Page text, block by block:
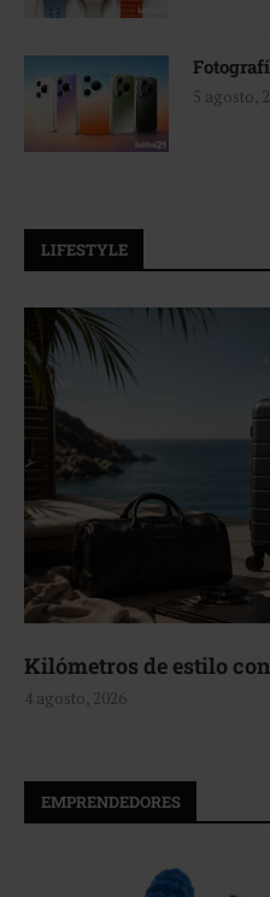
5 agosto,
LIFESTYLE
Kilómetros de estilo
4 agosto, 2026
EMPRENDEDORES